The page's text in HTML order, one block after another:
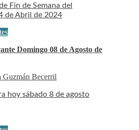
Domingo 08 de Agosto de
Guzmán Becerril